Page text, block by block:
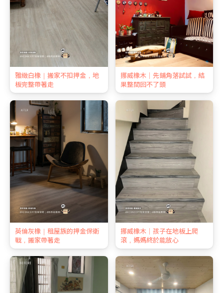
雅緻白橡｜搬家不扣押金，地
板完整帶著走
挪威橡木｜先鋪角落試試，結
果整間回不了頭
英倫灰橡｜租屋族的押金保衛
戰，搬家帶著走
挪威橡木｜孩子在地板上爬
滾，媽媽終於能放心